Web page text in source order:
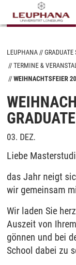
LEUPHANA
GRADUATE
TERMINE &
WEIHNACHTSFEIER
03. DEZ.
Liebe
das Jahr neigt
wir gemeinsam
Wir laden Sie
Auszeit von
gönnen und bei
School dabei zu